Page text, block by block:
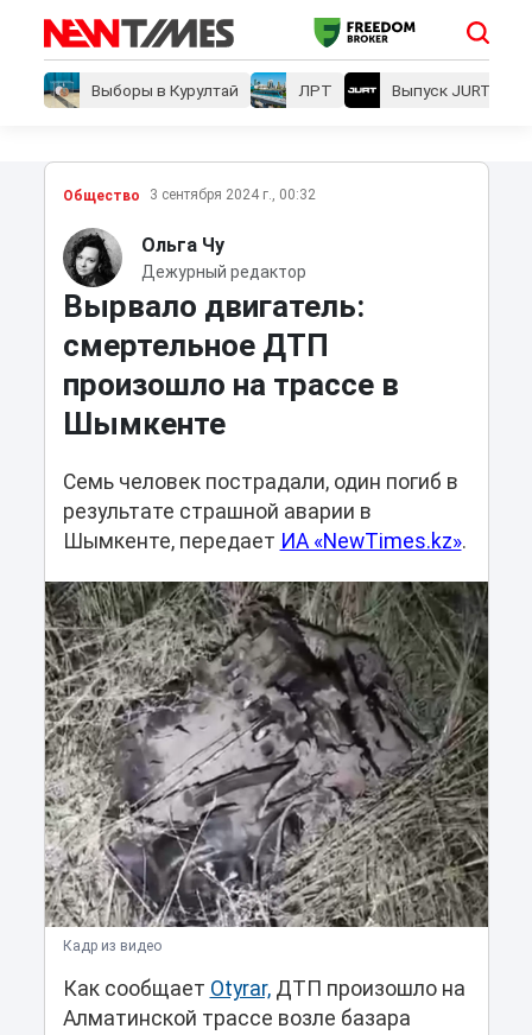
Выборы в Курултай ЛРТ Выпуск JURT
Общество 3 сентября 2024 г., 00:32
Ольга Чу
Дежурный редактор
Вырвало двигатель:
смертельное ДТП
произошло на трассе в
Шымкенте
Семь человек пострадали, один погиб в
результате страшной аварии в
Шымкенте, передает ИА «NewTimes.kz».
Кадр из видео
Как сообщает Otyrar,ДТП произошло на
Алматинской трассе возле базара